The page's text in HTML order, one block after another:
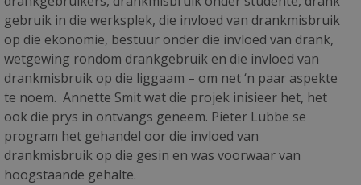
gebruik in die werksplek, die invloed van drankmisbruik
op die ekonomie, bestuur onder die invloed van drank,
wetgewing rondom drankgebruik en die invloed van
drankmisbruik op die liggaam – om net ‘n paar aspekte
te noem. Annette Smit wat die projek inisieer het, het
ook die prys in ontvangs geneem. Pieter Lubbe se
program het gehandel oor die invloed van
drankmisbruik op die gesin en was voorwaar van
hoogstaande gehalte.